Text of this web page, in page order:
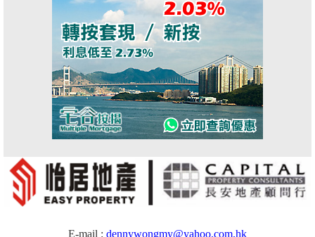
E-mail : dennywongmy@yahoo.com.hk